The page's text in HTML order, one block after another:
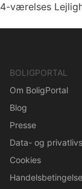
4-værelses
BOLIGPORTAL
Om BoligPortal
Blog
Presse
Data- og
Cookies